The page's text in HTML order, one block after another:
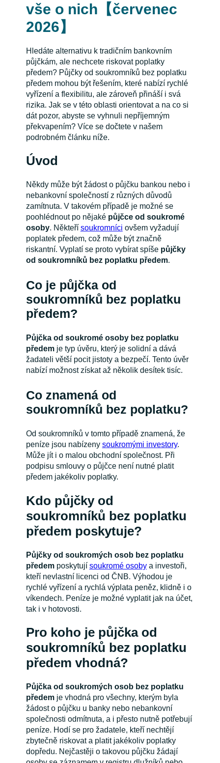
vše o nich【červenec
2026】
Hledáte alternativu k tradičním bankovním
půjčkám, ale nechcete riskovat poplatky
předem? Půjčky od soukromníků bez poplatku
předem mohou být řešením, které nabízí rychlé
vyřízení a flexibilitu, ale zároveň přináší i svá
rizika. Jak se v této oblasti orientovat a na co si
dát pozor, abyste se vyhnuli nepříjemným
překvapením? Více se dočtete v našem
podrobném článku níže.
Úvod
Někdy může být žádost o půjčku bankou nebo i
nebankovní společností z různých důvodů
zamítnuta. V takovém případě je možné se
poohlédnout po nějaké půjčce od soukromé
osoby. Někteří soukromníci ovšem vyžadují
poplatek předem, což může být značně
riskantní. Vyplatí se proto vybírat spíše půjčky
od soukromníků bez poplatku předem.
Co je půjčka od
soukromníků bez poplatku
předem?
Půjčka od soukromé osoby bez poplatku
předemje typ úvěru, který je solidní a dává
žadateli větší pocit jistoty a bezpečí. Tento úvěr
nabízí možnost získat až několik desítek tisíc.
Co znamená od
soukromníků bez poplatku?
Od soukromníků v tomto případě znamená, že
peníze jsou nabízeny soukromými investory.
Může jít i o malou obchodní společnost. Při
podpisu smlouvy o půjčce není nutné platit
předem jakékoliv poplatky.
Kdo půjčky od
soukromníků bez poplatku
předem poskytuje?
Půjčky od soukromých osob bez poplatku
předemposkytují soukromé osobya investoři,
kteří nevlastní licenci od ČNB. Výhodou je
rychlé vyřízení a rychlá výplata peněz, klidně i o
víkendech. Peníze je možné vyplatit jak na účet,
tak i v hotovosti.
Pro koho je půjčka od
soukromníků bez poplatku
předem vhodná?
Půjčka od soukromých osob bez poplatku
předem je vhodná pro všechny, kterým byla
žádost o půjčku u banky nebo nebankovní
společnosti odmítnuta, a i přesto nutně potřebují
peníze. Hodí se pro žadatele, kteří nechtějí
zbytečně riskovat a platit jakékoliv poplatky
dopředu. Nejčastěji o takovou půjčku žádají